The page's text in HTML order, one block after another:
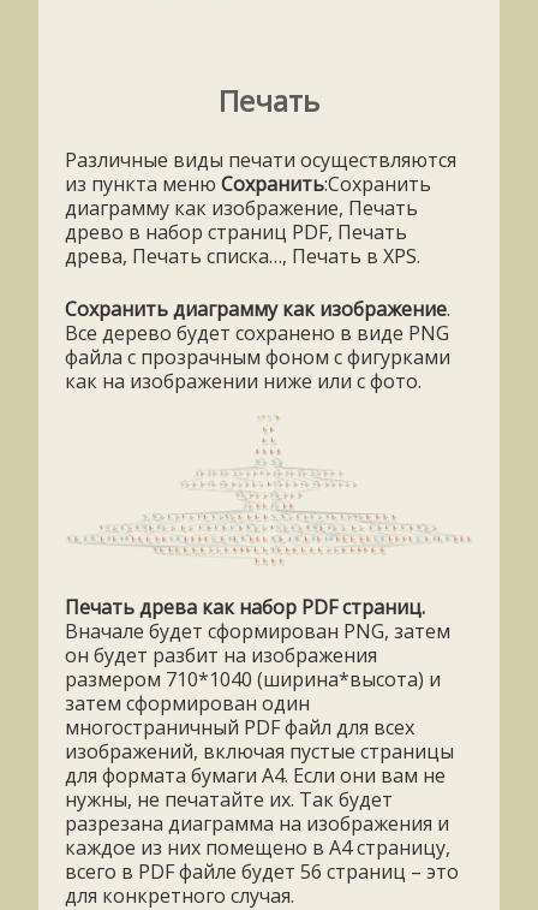
Печать
Различные виды печати осуществляются
из пункта менюСохранить:Сохранить
диаграмму как изображение, Печать
древо в набор страниц PDF, Печать
древа, Печать списка…, Печать в XPS.
Сохранить диаграмму как изображение.
Все дерево будет сохранено в виде PNG
файла с прозрачным фоном с фигурками
как на изображении ниже или с фото.
Печать древа как набор PDF страниц.
Вначале будет сформирован PNG, затем
он будет разбит на изображения
размером 710*1040 (ширина*высота) и
затем сформирован один
многостраничный PDF файл для всех
изображений, включая пустые страницы
для формата бумаги А4. Если они вам не
нужны, не печатайте их. Так будет
разрезана диаграмма на изображения и
каждое из них помещено в А4 страницу,
всего в PDF файле будет 56 страниц – это
для конкретного случая.